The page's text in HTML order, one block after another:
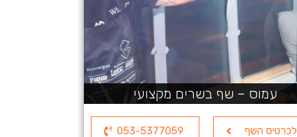
עמוס – שף בשרים מקצועי
לכרטיס השף 053-5377059